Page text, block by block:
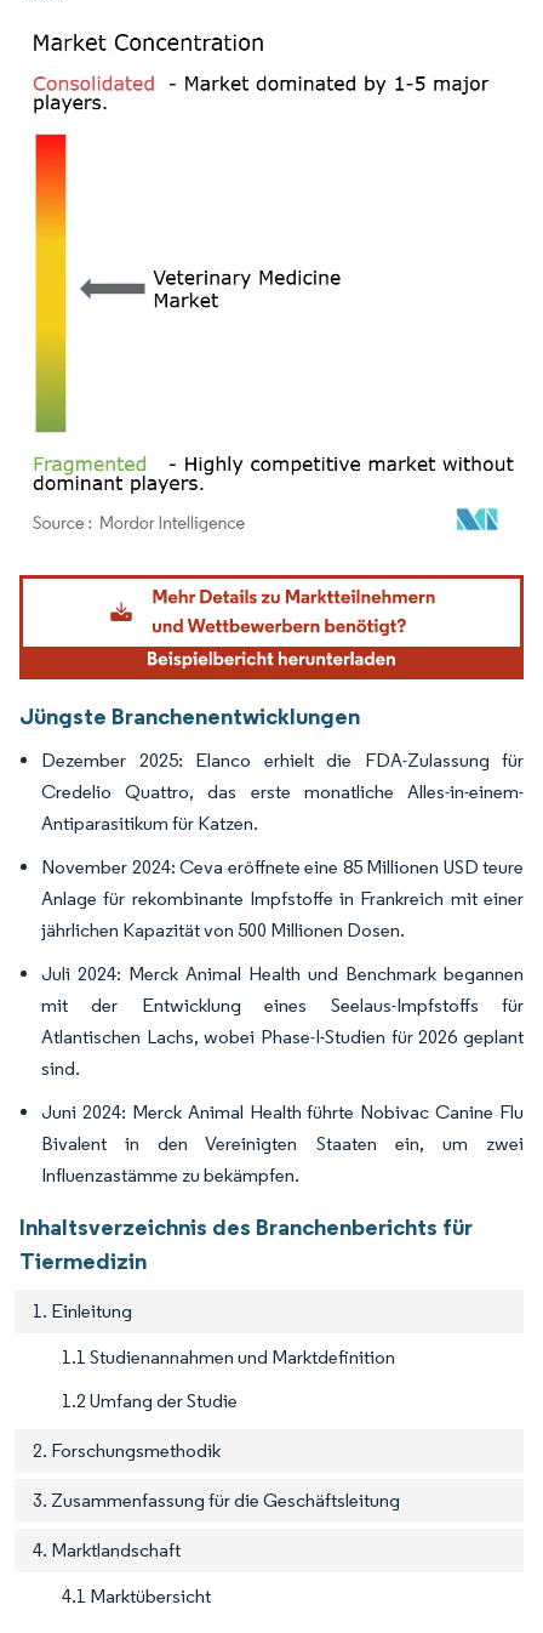
Bild © Mordor Intelligence. Wiederverwendung erfordert Namensnennung gemäß
Jüngste Branchenentwicklungen
Dezember 2025: Elanco erhielt die FDA-Zulassung für
Credelio Quattro, das erste monatliche Alles-in-einem-
Antiparasitikum für Katzen.
November 2024: Ceva eröffnete eine 85 Millionen USD teure
Anlage für rekombinante Impfstoffe in Frankreich mit einer
jährlichen Kapazität von 500 Millionen Dosen.
Juli 2024: Merck Animal Health und Benchmark begannen
mit der Entwicklung eines Seelaus-Impfstoffs für
Atlantischen Lachs, wobei Phase-I-Studien für 2026 geplant
sind.
Juni 2024: Merck Animal Health führte Nobivac Canine Flu
Bivalent in den Vereinigten Staaten ein, um zwei
Influenzastämme zu bekämpfen.
Inhaltsverzeichnis des Branchenberichts für
Tiermedizin
1. Einleitung
1.1 Studienannahmen und Marktdefinition
1.2 Umfang der Studie
2. Forschungsmethodik
3. Zusammenfassung für die Geschäftsleitung
4. Marktlandschaft
4.1 Marktübersicht